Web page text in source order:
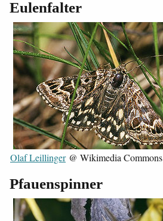
Eulenfalter
Olaf Leillinger@ Wikimedia Commons
Pfauenspinner